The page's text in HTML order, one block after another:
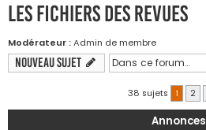
Les fichiers des revues
Modérateur :Admin de membre
Nouveau sujet
38 sujets 1 2
Annonces